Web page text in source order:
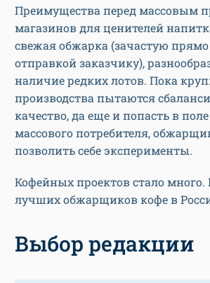
Преимущества перед массовым
магазинов для ценителей
свежая обжарка (зачастую
отправкой заказчику),
наличие редких лотов. Пока
производства пытаются
качество, да еще и попасть в
массового потребителя,
позволить себе эксперименты.
Кофейных проектов стало
лучших обжарщиков кофе в
Выбор редакции